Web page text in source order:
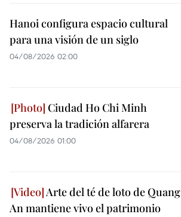
Hanoi configura espacio cultural
para una visión de un siglo
04/08/2026 02:00
Ciudad Ho Chi Minh
preserva la tradición alfarera
04/08/2026 01:00
Arte del té de loto de Quang
An mantiene vivo el patrimonio